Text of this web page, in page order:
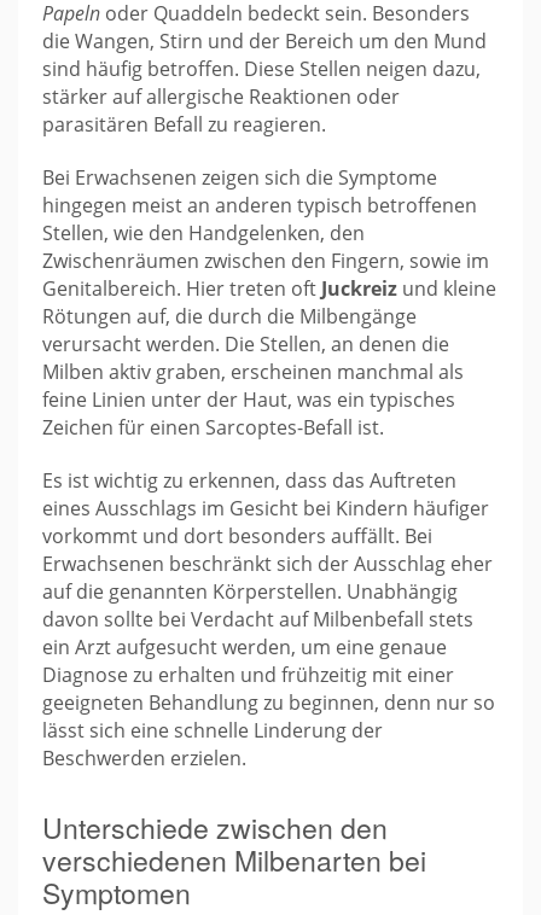
Papeln oder Quaddeln bedeckt sein. Besonders
die Wangen, Stirn und der Bereich um den Mund
sind häufig betroffen. Diese Stellen neigen dazu,
stärker auf allergische Reaktionen oder
parasitären Befall zu reagieren.
Bei Erwachsenen zeigen sich die Symptome
hingegen meist an anderen typisch betroffenen
Stellen, wie den Handgelenken, den
Zwischenräumen zwischen den Fingern, sowie im
Genitalbereich. Hier treten oft Juckreiz und kleine
Rötungen auf, die durch die Milbengänge
verursacht werden. Die Stellen, an denen die
Milben aktiv graben, erscheinen manchmal als
feine Linien unter der Haut, was ein typisches
Zeichen für einen Sarcoptes-Befall ist.
Es ist wichtig zu erkennen, dass das Auftreten
eines Ausschlags im Gesicht bei Kindern häufiger
vorkommt und dort besonders auffällt. Bei
Erwachsenen beschränkt sich der Ausschlag eher
auf die genannten Körperstellen. Unabhängig
davon sollte bei Verdacht auf Milbenbefall stets
ein Arzt aufgesucht werden, um eine genaue
Diagnose zu erhalten und frühzeitig mit einer
geeigneten Behandlung zu beginnen, denn nur so
lässt sich eine schnelle Linderung der
Beschwerden erzielen.
Unterschiede zwischen den
verschiedenen Milbenarten bei
Symptomen